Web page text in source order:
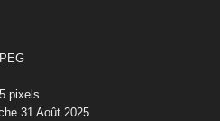
pixels
31 Août 2025